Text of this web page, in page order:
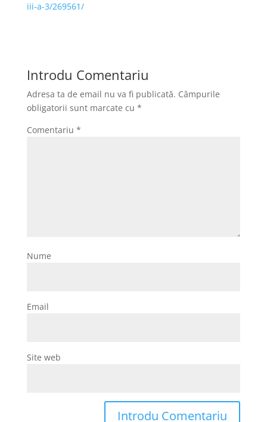
iii-a-3/269561/
Introdu Comentariu
Adresa ta de email nu va fi publicată. Câmpurile
obligatorii sunt marcate cu *
Comentariu *
Nume
Email
Site web